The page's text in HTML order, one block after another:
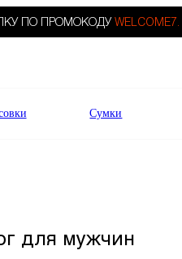
ПО ПРОМОКОДУ WELCOME7.
Сумки
для мужчин